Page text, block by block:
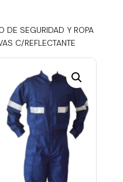
DE SEGURIDAD Y ROPA
C/REFLECTANTE